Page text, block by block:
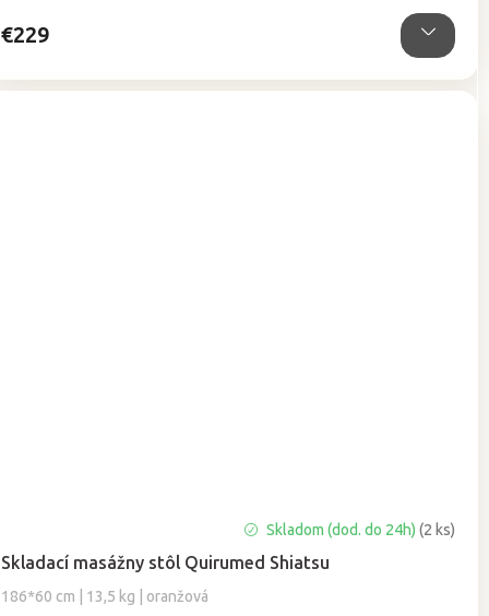
€229
Skladací masážny stôl Quirumed Shiatsu
186*60 cm | 13,5 kg | oranžová
Skladom (dod. do 24h) (2 ks)